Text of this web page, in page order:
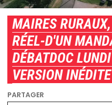
MAIRES
RÉEL-D'UN
DÉBATDOC
VERSION INÉDITE